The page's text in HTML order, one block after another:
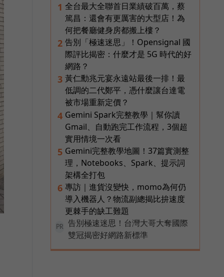
1 全台最大全聯首日業績破百萬，蔡
篤昌：還會有更厲害的大型店！為
何把餐廳健身房都搬上樓？
2 告別「極速迷思」！Opensignal 國
際評比揭密：什麼才是 5G 時代的好
網路？
3 黃仁勳兆元宴永遠站最後一排！最
低調的二代鄭平，憑什麼讓台達電
被市場重新定價？
4 Gemini Spark完整教學｜幫你讀
Gmail、自動跑完工作流程，3個超
實用情境一次看
5 Gemini完整教學地圖！37篇實測整
理，Notebooks、Spark、提示詞
架構全打包
6 專訪｜進貨沒變快，momo為何仍
導入機器人？物流副總揭比拚速度
更棘手的缺工難題
PR
告別極速迷思！台灣大哥大奪國際
雙冠揭密好網路新標準